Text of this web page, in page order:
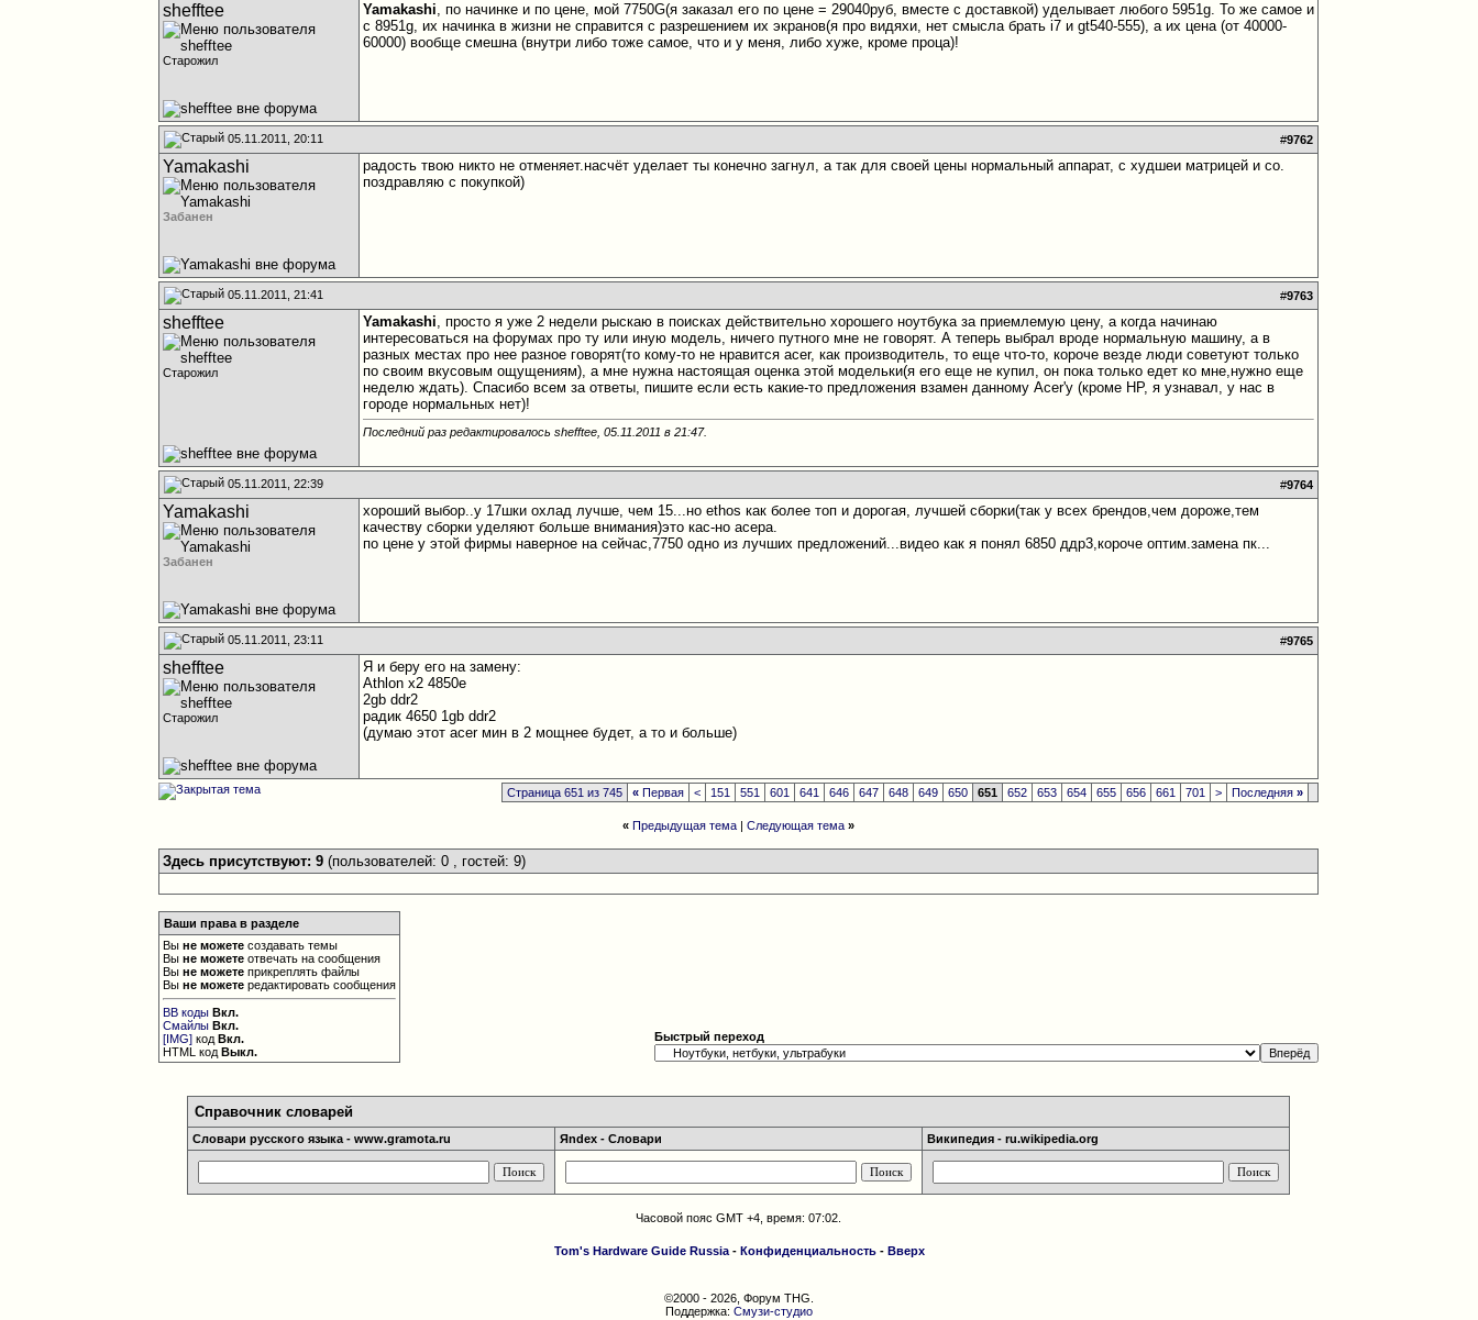
shefftee
Старожил
Yamakashi, по начинке и по цене, мой 7750G(я заказал его по цене = 29040руб, вместе с доставкой) уделывает любого 5951g. То же самое и
с 8951g, их начинка в жизни не справится с разрешением их экранов(я про видяхи, нет смысла брать i7 и gt540-555), а их цена (от 40000-
60000) вообще смешна (внутри либо тоже самое, что и у меня, либо хуже, кроме проца)!
05.11.2011, 20:11 #9762
Yamakashi
Забанен
радость твою никто не отменяет.насчёт уделает ты конечно загнул, а так для своей цены нормальный аппарат, с худшеи матрицей и со.
поздравляю с покупкой)
05.11.2011, 21:41 #9763
shefftee
Старожил
Yamakashi, просто я уже 2 недели рыскаю в поисках действительно хорошего ноутбука за приемлемую цену, а когда начинаю
интересоваться на форумах про ту или иную модель, ничего путного мне не говорят. А теперь выбрал вроде нормальную машину, а в
разных местах про нее разное говорят(то кому-то не нравится acer, как производитель, то еще что-то, короче везде люди советуют только
по своим вкусовым ощущениям), а мне нужна настоящая оценка этой модельки(я его еще не купил, он пока только едет ко мне,нужно еще
неделю ждать). Спасибо всем за ответы, пишите если есть какие-то предложения взамен данному Acer'у (кроме HP, я узнавал, у нас в
городе нормальных нет)!
Последний раз редактировалось shefftee, 05.11.2011 в21:47.
05.11.2011, 22:39 #9764
Yamakashi
Забанен
хороший выбор..у 17шки охлад лучше, чем 15...но еthos как более топ и дорогая, лучшей сборки(так у всех брендов,чем дороже,тем
качеству сборки уделяют больше внимания)это кас-но асера.
по цене у этой фирмы наверное на сейчас,7750 одно из лучших предложений...видео как я понял 6850 ддр3,короче оптим.замена пк...
05.11.2011, 23:11 #9765
shefftee
Старожил
Я и беру его на замену:
Athlon x2 4850e
2gb ddr2
радик 4650 1gb ddr2
(думаю этот acer мин в 2 мощнее будет, а то и больше)
Страница 651 из 745 « Первая < 151 551 601 641 646 647 648 649 650 651 652 653 654 655 656 661 701 > Последняя»
« Предыдущая тема |Следующая тема »
Здесь присутствуют: 9(пользователей: 0 , гостей: 9)
Ваши права в разделе
Выне можете создавать темы
Выне можете отвечать на сообщения
Выне можете прикреплять файлы
Выне можете редактировать сообщения
BB коды Вкл.
Смайлы Вкл.
[IMG] кодВкл.
HTML кодВыкл.
Быстрый переход
Справочник словарей
Словари русского языка - www.gramota.ru Яndex - Словари Википедия - ru.wikipedia.org
Часовой пояс GMT +4, время:07:02
Tom's Hardware Guide Russia- Конфиденциальность- Вверх
©2000 - 2026, Форум THG.
Поддержка: Смузи-студио